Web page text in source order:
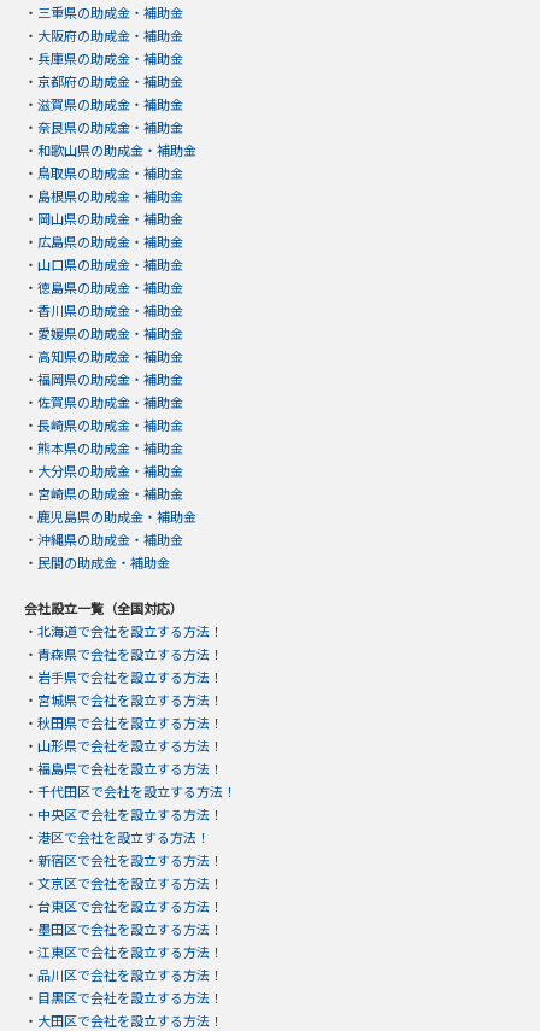
・ 三重県の助成金・補助金
・ 大阪府の助成金・補助金
・ 兵庫県の助成金・補助金
・ 京都府の助成金・補助金
・ 滋賀県の助成金・補助金
・ 奈良県の助成金・補助金
・ 和歌山県の助成金・補助金
・ 鳥取県の助成金・補助金
・ 島根県の助成金・補助金
・ 岡山県の助成金・補助金
・ 広島県の助成金・補助金
・ 山口県の助成金・補助金
・ 徳島県の助成金・補助金
・ 香川県の助成金・補助金
・ 愛媛県の助成金・補助金
・ 高知県の助成金・補助金
・ 福岡県の助成金・補助金
・ 佐賀県の助成金・補助金
・ 長崎県の助成金・補助金
・ 熊本県の助成金・補助金
・ 大分県の助成金・補助金
・ 宮崎県の助成金・補助金
・ 鹿児島県の助成金・補助金
・ 沖縄県の助成金・補助金
・ 民間の助成金・補助金
会社設立一覧（全国対応）
・ 北海道で会社を設立する方法！
・ 青森県で会社を設立する方法！
・ 岩手県で会社を設立する方法！
・ 宮城県で会社を設立する方法！
・ 秋田県で会社を設立する方法！
・ 山形県で会社を設立する方法！
・ 福島県で会社を設立する方法！
・ 千代田区で会社を設立する方法！
・ 中央区で会社を設立する方法！
・ 港区で会社を設立する方法！
・ 新宿区で会社を設立する方法！
・ 文京区で会社を設立する方法！
・ 台東区で会社を設立する方法！
・ 墨田区で会社を設立する方法！
・ 江東区で会社を設立する方法！
・ 品川区で会社を設立する方法！
・ 目黒区で会社を設立する方法！
・ 大田区で会社を設立する方法！